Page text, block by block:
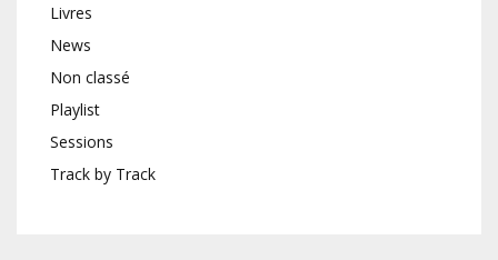
Livres
News
Non classé
Playlist
Sessions
Track by Track